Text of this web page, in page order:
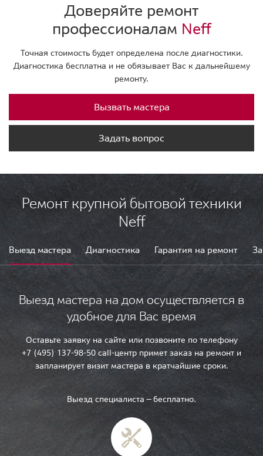
Доверяйте ремонт
профессионалам Neff
Точная стоимость будет определена после диагностики.
Диагностика бесплатна и не обязывает Вас к дальнейшему
ремонту.
Вызвать мастера
Задать вопрос
Ремонт крупной бытовой техники
Neff
Выезд мастера Диагностика Гарантия на ремонт
Выезд мастера на дом осуществляется в
удобное для Вас время
Оставьте заявку на сайте или позвоните по телефону
+7 (495) 137-98-50 call-центр примет заказ на ремонт и
запланирует визит мастера в кратчайшие сроки.
Выезд специалиста — бесплатно.